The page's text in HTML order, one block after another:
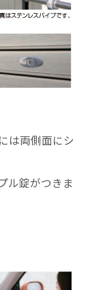
は両側面にシ
ル錠がつきま